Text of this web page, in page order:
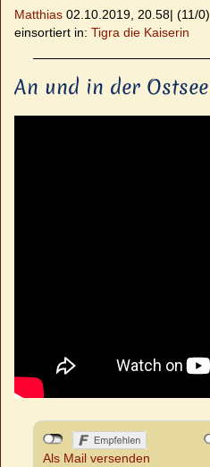
Matthias 02.10.2019, 20.58| (11/0)
einsortiert in: Tigra die Kaiserin
An und in der Ostsee
Als Mail versenden